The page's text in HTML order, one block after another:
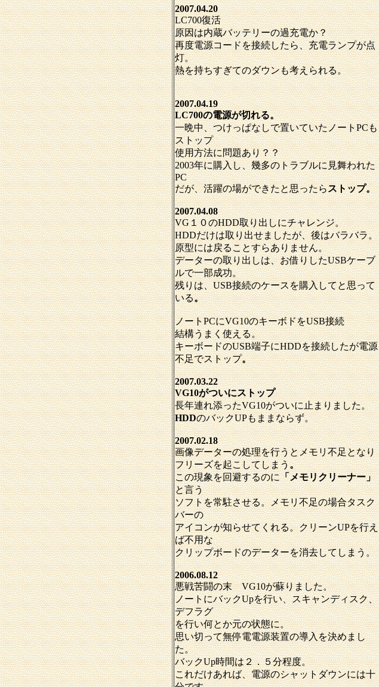
2007.04.20
LC700復活
原因は内蔵バッテリーの過充電か？
再度電源コードを接続したら、充電ランプが点
灯。
熱を持ちすぎてのダウンも考えられる。
2007.04.19
LC700の電源が切れる。
一晩中、つけっぱなしで置いていたノートPCも
ストップ
使用方法に問題あり？？
2003年に購入し、幾多のトラブルに見舞われた
PC
だが、活躍の場ができたと思ったらストップ。
2007.04.08
VG１０のHDD取り出しにチャレンジ。
HDDだけは取り出せましたが、後はバラバラ。
原型には戻ることすらありません。
データーの取り出しは、お借りしたUSBケーブ
ルで一部成功。
残りは、USB接続のケースを購入してと思って
いる。
ノートPCにVG10のキーボドをUSB接続
結構うまく使える。
キーボードのUSB端子にHDDを接続したが電源
不足でストップ。
2007.03.22
VG10がついにストップ
長年連れ添ったVG10がついに止まりました。
HDDのバックUPもままならず。
2007.02.18
画像データーの処理を行うとメモリ不足となり
フリーズを起こしてしまう。
この現象を回避するのに「メモリクリーナー」
と言う
ソフトを常駐させる。メモリ不足の場合タスク
バーの
アイコンが知らせてくれる。クリーンUPを行え
ば不用な
クリップボードのデーターを消去してしまう。
2006.08.12
悪戦苦闘の末 VG10が蘇りました。
ノートにバックUpを行い、スキャンディスク、
デフラグ
を行い何とか元の状態に。
思い切って無停電電源装置の導入を決めまし
た。
バックUp時間は２．５分程度。
これだけあれば、電源のシャットダウンには十